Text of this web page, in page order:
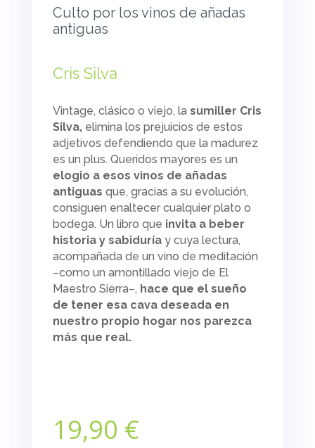
Culto por los vinos de añadas
antiguas
Cris Silva
Vintage, clásico o viejo, la sumiller Cris
Silva,elimina los prejuicios de estos
adjetivos defendiendo que la madurez
es un plus. Queridos mayores es un
elogio a esos vinos de añadas
antiguas que, gracias a su evolución,
consiguen enaltecer cualquier plato o
bodega. Un libro que invita a beber
historia y sabiduríay cuya lectura,
acompañada de un vino de meditación
–como un amontillado viejo de El
Maestro Sierra–, hace que el sueño
de tener esa cava deseada en
nuestro propio hogar nos parezca
más que real.
19,90 €